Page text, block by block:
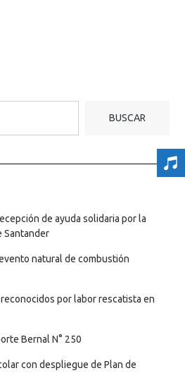
BUSCAR
de ayuda solidaria por la
Santander
natural de combustión
por labor rescatista en
Bernal N° 250
con despliegue de Plan de